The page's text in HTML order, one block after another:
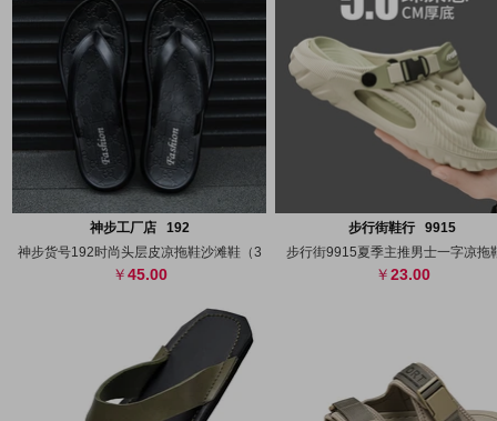
代发
神步工厂店 192
神步货号192时尚头层皮凉拖鞋沙滩鞋（3
45.00
代发
步行街鞋行 9915
步行街9915夏季主推男士一字凉拖
23.00